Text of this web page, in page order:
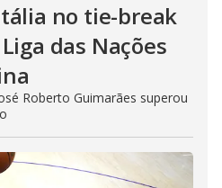
no tie-break
das Nações
Roberto Guimarães superou